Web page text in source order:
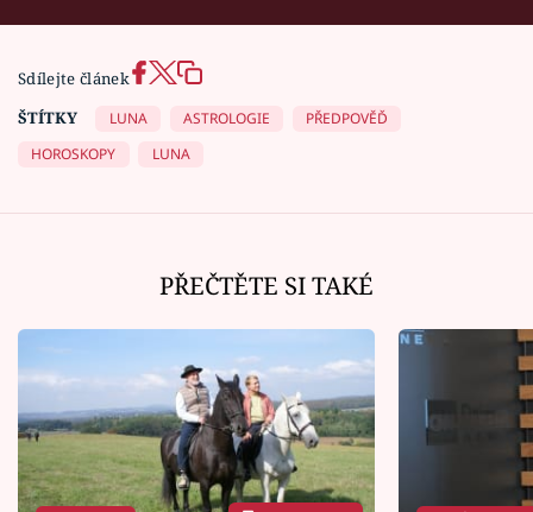
Sdílejte článek
ŠTÍTKY
LUNA ASTROLOGIE
PŘEDPOVĚĎ
HOROSKOPY
LUNA
PŘEČTĚTE SI TAKÉ